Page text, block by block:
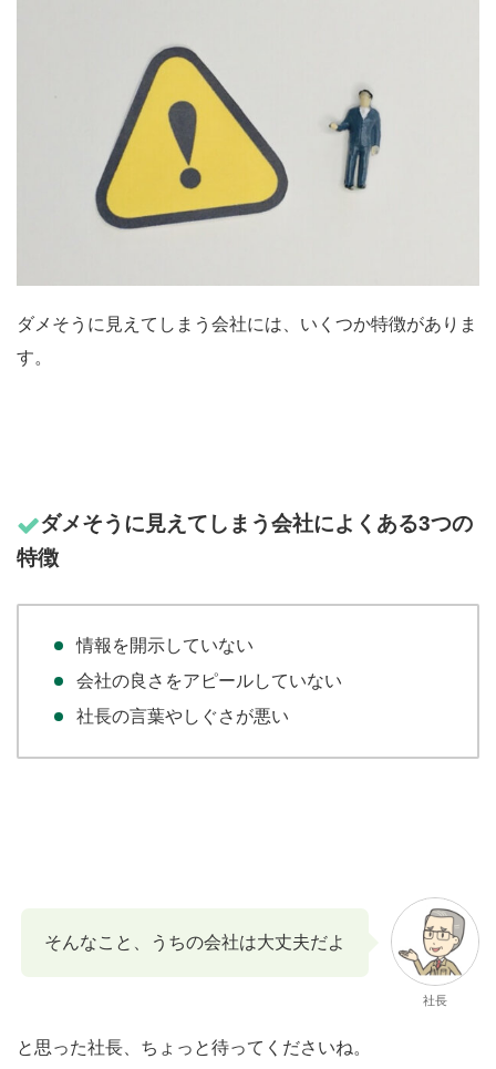
ダメそうに見えてしまう会社には、いくつか特徴がありま
す。
ダメそうに見えてしまう会社によくある3つの
特徴
情報を開示していない
会社の良さをアピールしていない
社長の言葉やしぐさが悪い
そんなこと、うちの会社は大丈夫だよ
社長
と思った社長、ちょっと待ってくださいね。